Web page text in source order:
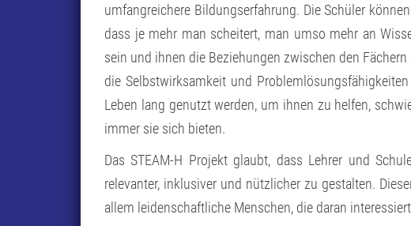
umfangreichere Bildungserfahrung. Die Schüler
dass je mehr man scheitert, man umso mehr an
sein und ihnen die Beziehungen zwischen den
die Selbstwirksamkeit und
Leben lang genutzt werden, um ihnen zu helfen,
immer sie sich bieten.
Das STEAM-H Projekt glaubt, dass Lehrer und
relevanter, inklusiver und nützlicher zu gestalten.
allem leidenschaftliche Menschen, die daran